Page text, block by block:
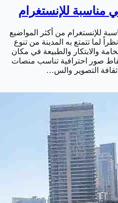
مناسبة للإنستغرام من أكثر المواضيع
لما تتمتع به المدينة من تنوع
والابتكار والطبيعة في مكان
صور احترافية تناسب منصات
ثقافة التصوير والس…